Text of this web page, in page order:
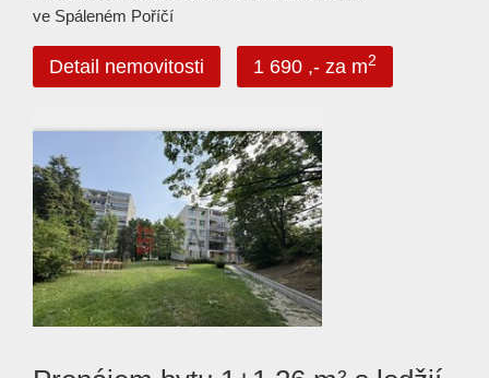
ve Spáleném Poříčí
Detail nemovitosti 1 690 ,- za m2